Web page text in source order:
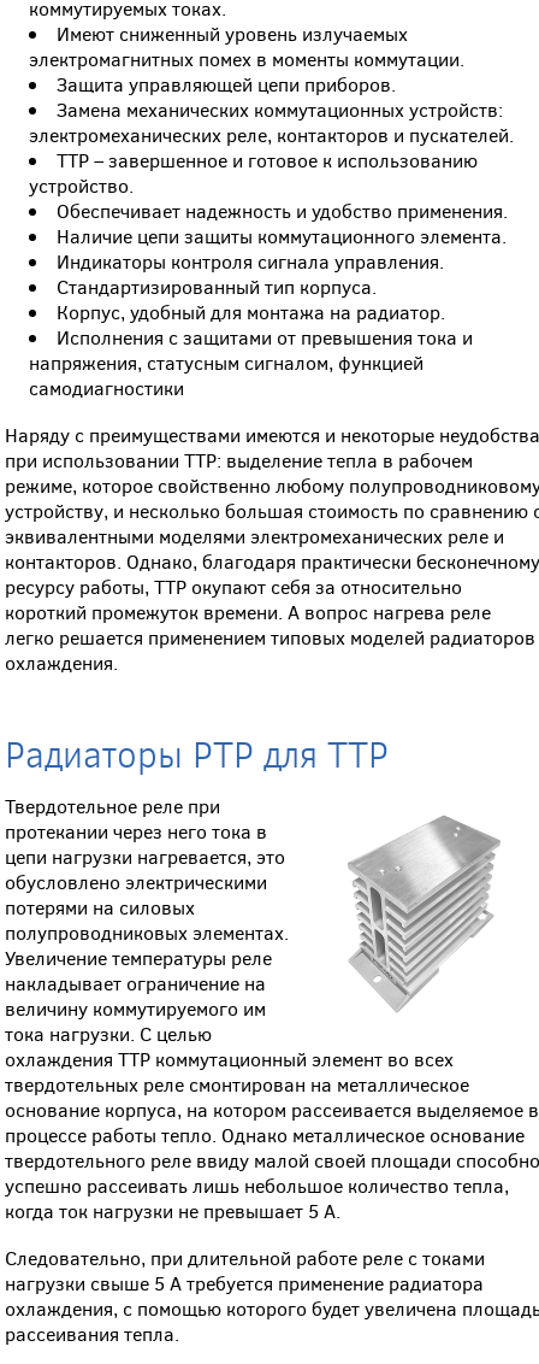
коммутируемых токах.
Имеют сниженный уровень излучаемых
электромагнитных помех в моменты коммутации.
Защита управляющей цепи приборов.
Замена механических коммутационных устройств:
электромеханических реле, контакторов и пускателей.
ТТР – завершенное и готовое к использованию
устройство.
Обеспечивает надежность и удобство применения.
Наличие цепи защиты коммутационного элемента.
Индикаторы контроля сигнала управления.
Стандартизированный тип корпуса.
Корпус, удобный для монтажа на радиатор.
Исполнения с защитами от превышения тока и
напряжения, статусным сигналом, функцией
самодиагностики
Наряду с преимуществами имеются и некоторые
при использовании ТТР: выделение тепла в рабочем
режиме, которое свойственно любому
устройству, и несколько большая стоимость по сравнению
эквивалентными моделями электромеханических реле и
контакторов. Однако, благодаря практически
ресурсу работы, ТТР окупают себя за относительно
короткий промежуток времени. А вопрос нагрева реле
легко решается применением типовых моделей радиаторов
охлаждения.
Радиаторы РТР для ТТР
Твердотельное реле при
протекании через него тока в
цепи нагрузки нагревается, это
обусловлено электрическими
потерями на силовых
полупроводниковых элементах.
Увеличение температуры реле
накладывает ограничение на
величину коммутируемого им
тока нагрузки. С целью
охлаждения ТТР коммутационный элемент во всех
твердотельных реле смонтирован на металлическое
основание корпуса, на котором рассеивается выделяемое в
процессе работы тепло. Однако металлическое основание
твердотельного реле ввиду малой своей площади
успешно рассеивать лишь небольшое количество тепла,
когда ток нагрузки не превышает 5 А.
Следовательно, при длительной работе реле с токами
нагрузки свыше 5 А требуется применение радиатора
охлаждения, с помощью которого будет увеличена
рассеивания тепла.